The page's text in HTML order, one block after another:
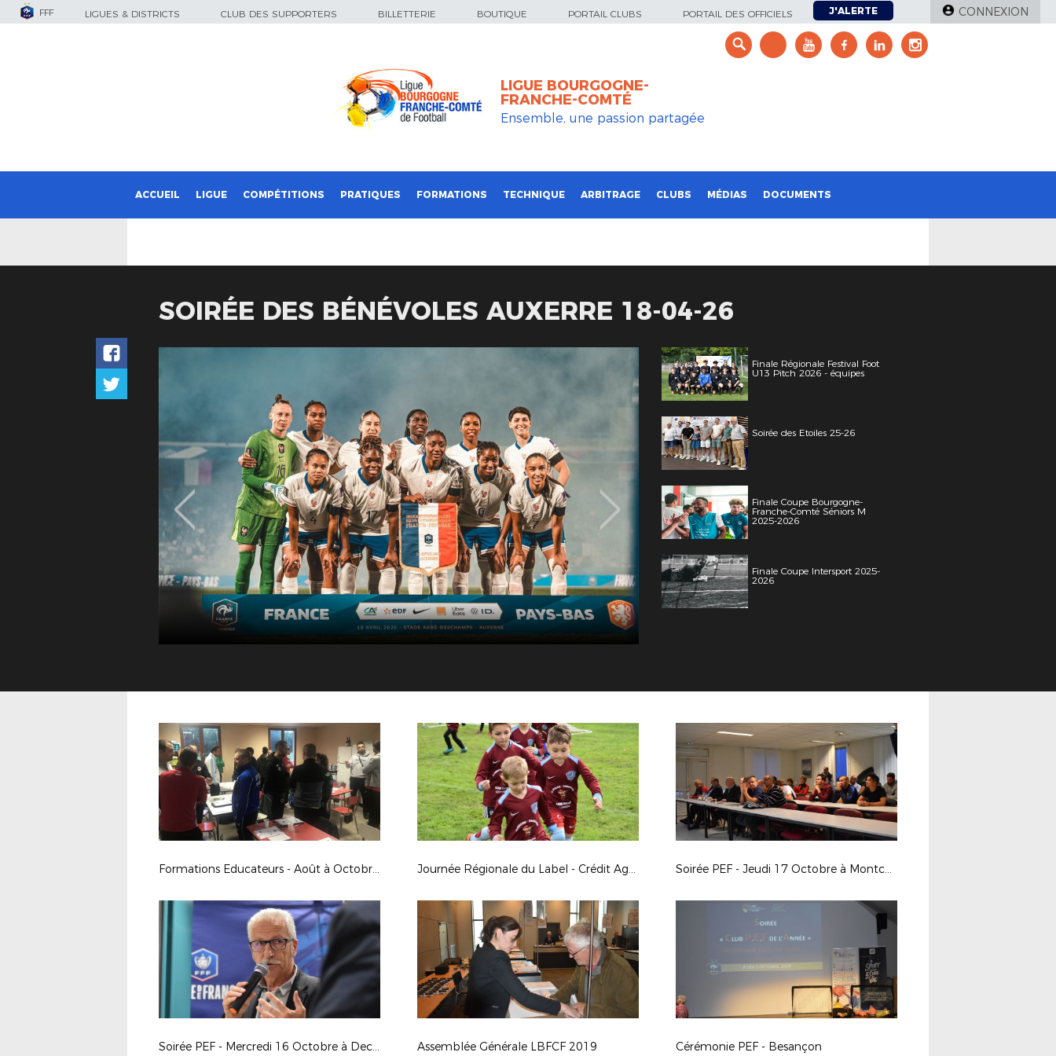
FFF LIGUES & DISTRICTS CLUB DES SUPPORTERS BILLETTERIE BOUTIQUE PORTAIL CLUBS PORTAIL DES OFFICIELS J'ALERTE CONNEXION
LIGUE BOURGOGNE-
FRANCHE-COMTÉ
Ensemble, une passion partagée
ACCUEIL LIGUE COMPÉTITIONS PRATIQUES FORMATIONS TECHNIQUE ARBITRAGE CLUBS MÉDIAS DOCUMENTS
SOIRÉE DES BÉNÉVOLES AUXERRE 18-04-26
Finale Régionale Festival Foot
U13 Pitch 2026 - équipes
Soirée des Etoiles 25-26
Finale Coupe Bourgogne-
Franche-Comté Séniors M
2025-2026
Finale Coupe Intersport 2025-
2026
Formations Educateurs - Août à Octobre 2019 Journée Régionale du Label - Crédit Agricole à Tonnerre (89) Soirée PEF - Jeudi 17 Octobre à Montchanin (71)
Soirée PEF - Mercredi 16 Octobre à Decize (58) Assemblée Générale LBFCF 2019 Cérémonie PEF - Besançon